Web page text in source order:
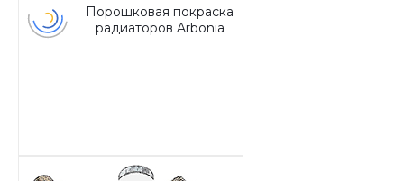
Порошковая покраска
радиаторов Arbonia